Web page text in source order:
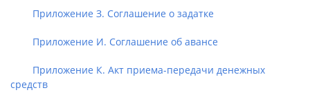
Приложение З. Соглашение о задатке
Приложение И. Соглашение об авансе
Приложение К. Акт приема-передачи денежных
средств